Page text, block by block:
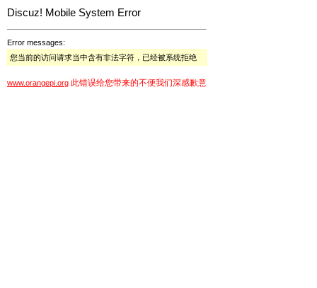
Discuz! Mobile System Error
Error messages:
您当前的访问请求当中含有非法字符，已经被系统拒绝
www.orangepi.org 此错误给您带来的不便我们深感歉意